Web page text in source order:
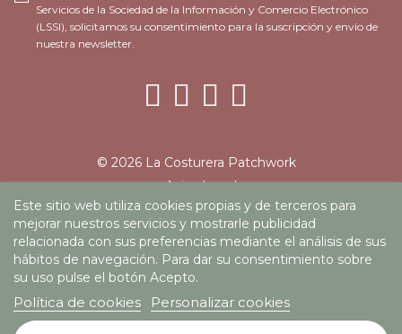
Servicios de la Sociedad de la Información y Comercio Electrónico
(LSSI), solicitamos su consentimiento para la suscripción y envío de
nuestra newsletter.
Este sitio web utiliza cookies propias y de terceros para
mejorar nuestros servicios y mostrarle publicidad
relacionada con sus preferencias mediante el análisis de sus
hábitos de navegación. Para dar su consentimiento sobre
su uso pulse el botón Acepto.
Política de cookies Personalizar cookies
© 2026 La Costurera Patchwork
Aviso Legal
Política de privacidad
Política de cookies
Condiciones de uso
PROGRAMA KIT DIGITAL COFINANCIADO POR LOS
FONDOS NEXT GENERATION (EU) DEL